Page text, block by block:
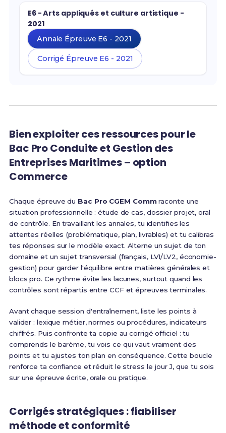
E6 - Arts appliqués et culture artistique -
2021
Annale Épreuve E6 - 2021
Corrigé Épreuve E6 - 2021
Bien exploiter ces ressources pour le
Bac Pro Conduite et Gestion des
Entreprises Maritimes – option
Commerce
Chaque épreuve du Bac Pro CGEM Commraconte une
situation professionnelle : étude de cas, dossier projet, oral
de contrôle. En travaillant les annales, tu identifies les
attentes réelles (problématique, plan, livrables) et tu calibras
tes réponses sur le modèle exact. Alterne un sujet de ton
domaine et un sujet transversal (français, LV1/LV2, économie-
gestion) pour garder l'équilibre entre matières générales et
blocs pro. Ce rythme évite les lacunes, surtout quand les
contrôles sont répartis entre CCF et épreuves terminales.
Avant chaque session d'entraînement, liste les points à
valider : lexique métier, normes ou procédures, indicateurs
chiffrés. Puis confronte ta copie au corrigé officiel : tu
comprends le barème, tu vois ce qui vaut vraiment des
points et tu ajustes ton plan en conséquence. Cette boucle
renforce ta confiance et réduit le stress le jour J, que tu sois
sur une épreuve écrite, orale ou pratique.
Corrigés stratégiques : fiabiliser
méthode et conformité